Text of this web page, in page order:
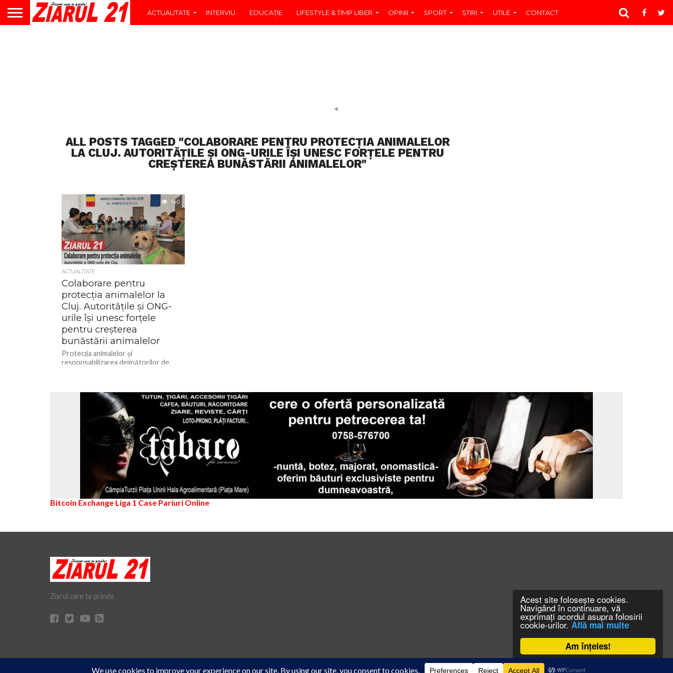
Am înțeles!
Acest site folosește cookies.
Navigând în continuare, vă
exprimați acordul asupra folosirii
cookie-urilor. Află mai multe
Cookie Consent plugin for the EU cookie law
ACTUALITATE INTERVIU EDUCAŢIE LIFESTYLE & TIMP LIBER OPINII SPORT ŞTIRI UTILE CONTACT
<
ALL POSTS TAGGED "COLABORARE PENTRU PROTECȚIA ANIMALELOR
LA CLUJ. AUTORITĂȚILE ȘI ONG-URILE ÎȘI UNESC FORȚELE PENTRU
CREȘTEREA BUNĂSTĂRII ANIMALELOR"
140
ACTUALITATE
Colaborare pentru
protecția animalelor la
Cluj. Autoritățile și ONG-
urile își unesc forțele
pentru creșterea
bunăstării animalelor
Protecția animalelor și
responsabilizarea deținătorilor de
Inspectoratului...
Bitcoin Exchange Liga 1 Case Pariuri Online
Ziarul care te prinde
CONTACT CLAUS WEB DESIGN & HOSTING
© Ziarul 21 Turda | Materialele de pe acest site pot fi preluate doar cu acordul scris al reprezentanţilor